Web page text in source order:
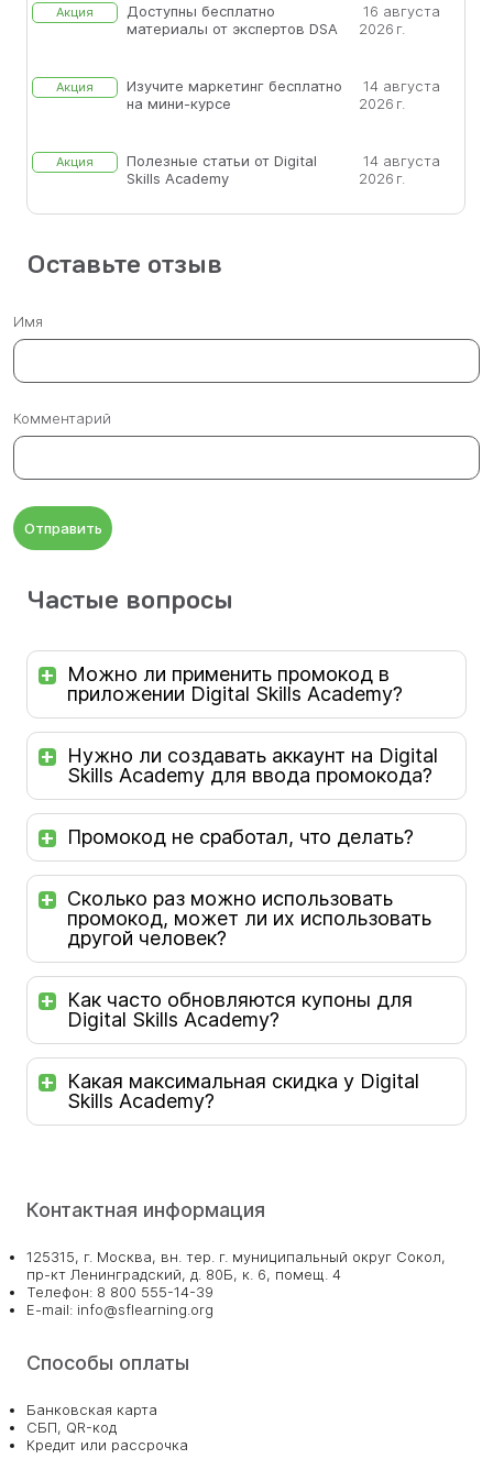
Акция
Доступны бесплатно
материалы от экспертов DSA
16 августа
2026 г.
Акция
Изучите маркетинг бесплатно
на мини-курсе
14 августа
2026 г.
Акция
Полезные статьи от Digital
Skills Academy
14 августа
2026 г.
Оставьте отзыв
Имя
Комментарий
Отправить
Частые вопросы
Можно ли применить промокод в
приложении Digital Skills Academy?
Нужно ли создавать аккаунт на Digital
Skills Academy для ввода промокода?
Промокод не сработал, что делать?
Сколько раз можно использовать
промокод, может ли их использовать
другой человек?
Как часто обновляются купоны для
Digital Skills Academy?
Какая максимальная скидка у Digital
Skills Academy?
Контактная информация
125315, г. Москва, вн. тер. г. муниципальный округ Сокол,
пр-кт Ленинградский, д. 80Б, к. 6, помещ. 4
Телефон: 8 800 555-14-39
E-mail: info@sflearning.org
Способы оплаты
Банковская карта
СБП, QR-код
Кредит или рассрочка